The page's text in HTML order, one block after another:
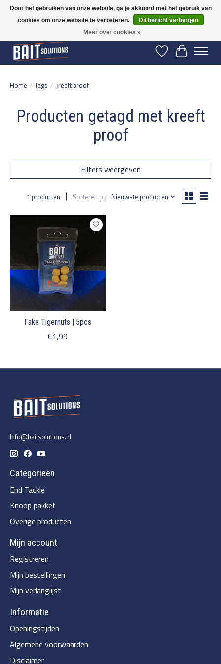
Gratis verzending vanaf 50 euro binnen NL | Op voorraad binnen 2-5 werkdagen
verzonden | België vanaf 70 euro gratis verzonden
Verlanglijst
Home / Tags / kreeft proof
Producten getagd met kreeft
proof
Filters weergeven
1 producten Sorteren op Nieuwste producten
Fake Tigernuts | 5pcs
€1,99
Info@baitsolutions.nl
Categorieën
End Tackle
Knoop pakket
Overige producten
Mijn account
Registreren
Mijn bestellingen
Mijn verlanglijst
Informatie
Openingstijden
Algemene voorwaarden
Disclaimer
Door het gebruiken van onze website, ga je akkoord met het gebruik van
cookies om onze website te verbeteren.
Dit bericht verbergen
Meer over cookies »